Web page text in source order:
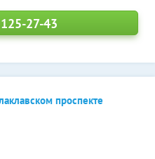
27-43
проспекте